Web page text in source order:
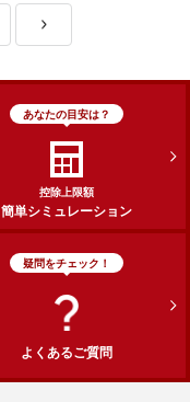
あなたの目安は？
控除上限額
簡単シミュレーション
疑問をチェック！
よくあるご質問